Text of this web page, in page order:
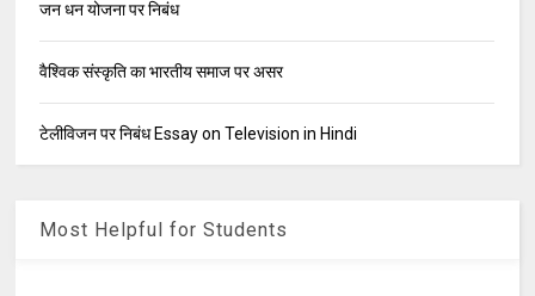
जन धन योजना पर निबंध
वैश्विक संस्कृति का भारतीय समाज पर असर
टेलीविजन पर निबंध Essay on Television in Hindi
Most Helpful for Students